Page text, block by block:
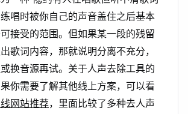
唱时被你自己的声音盖住之后基本
接受的范围。但如果某一段的残留
歌词内容，那就说明分离不充分，
换音源再试。关于人声去除工具的
你需要了解其他线上方案，可以看
网站推荐，里面比较了多种去人声